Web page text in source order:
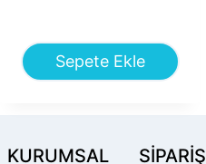
Sepete Ekle
KURUMSAL SİPARİŞ